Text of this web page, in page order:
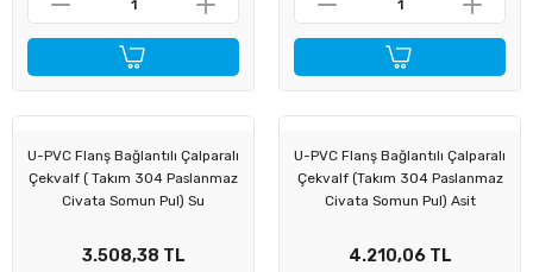
U-PVC Flanş Bağlantılı Çalparalı
Çekvalf ( Takım 304 Paslanmaz
Civata Somun Pul) Su
3.508,38 TL
U-PVC Flanş Bağlantılı Çalparalı
Çekvalf (Takım 304 Paslanmaz
Civata Somun Pul) Asit
4.210,06 TL